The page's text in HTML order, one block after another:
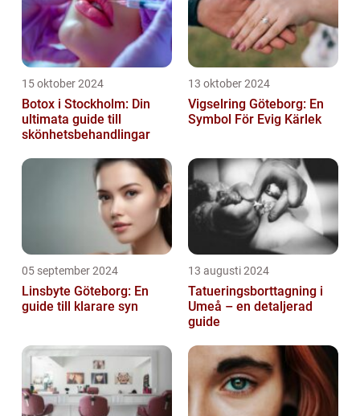
15 oktober 2024
Botox i Stockholm: Din
ultimata guide till
skönhetsbehandlingar
13 oktober 2024
Vigselring Göteborg: En
Symbol För Evig Kärlek
05 september 2024
Linsbyte Göteborg: En
guide till klarare syn
13 augusti 2024
Tatueringsborttagning i
Umeå – en detaljerad
guide